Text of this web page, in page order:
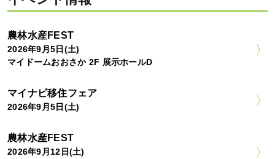
農林水産FEST
2026年9月5日(土)
マイドームおおさか 2F 展示ホールD
マイナビ移住フェア
2026年9月5日(土)
農林水産FEST
2026年9月12日(土)